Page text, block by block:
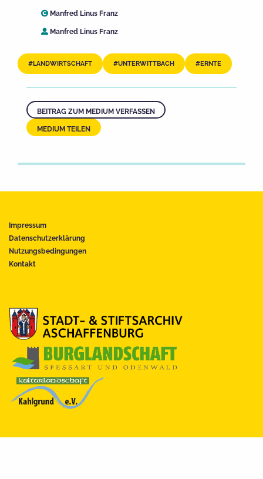
Manfred Linus Franz
Manfred Linus Franz
LANDWIRTSCHAFT UNTERWITTBACH ERNTE
BEITRAG ZUM MEDIUM VERFASSEN
MEDIUM TEILEN
Impressum
Datenschutzerklärung
Nutzungsbedingungen
Kontakt